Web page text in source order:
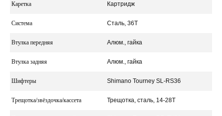
Каретка Картридж
Система Сталь, 36Т
Втулка передняя Алюм., гайка
Втулка задняя Алюм., гайка
Шифтеры Shimano Tourney SL-RS36
Трещотка/звёздочка/кассета Трещотка, сталь, 14-28Т